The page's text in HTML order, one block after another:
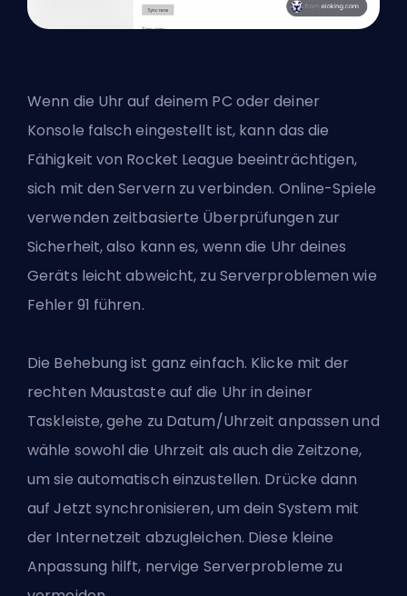
Wenn die Uhr auf deinem PC oder deiner
Konsole falsch eingestellt ist, kann das die
Fähigkeit von Rocket League beeinträchtigen,
sich mit den Servern zu verbinden. Online-Spiele
verwenden zeitbasierte Überprüfungen zur
Sicherheit, also kann es, wenn die Uhr deines
Geräts leicht abweicht, zu Serverproblemen wie
Fehler 91 führen.
Die Behebung ist ganz einfach. Klicke mit der
rechten Maustaste auf die Uhr in deiner
Taskleiste, gehe zu Datum/Uhrzeit anpassen und
wähle sowohl die Uhrzeit als auch die Zeitzone,
um sie automatisch einzustellen. Drücke dann
auf Jetzt synchronisieren, um dein System mit
der Internetzeit abzugleichen. Diese kleine
Anpassung hilft, nervige Serverprobleme zu